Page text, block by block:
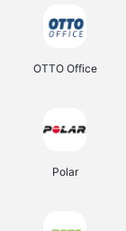
OTTO Office
Polar